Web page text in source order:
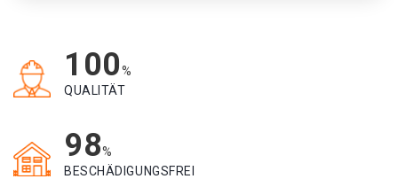
100%
QUALITÄT
98%
BESCHÄDIGUNGSFREI